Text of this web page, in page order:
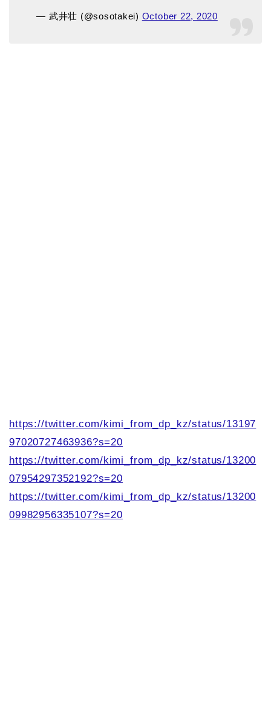
— 武井壮 (@sosotakei) October 22, 2020
https://twitter.com/kimi_from_dp_kz/status/13197
97020727463936?s=20
https://twitter.com/kimi_from_dp_kz/status/13200
07954297352192?s=20
https://twitter.com/kimi_from_dp_kz/status/13200
09982956335107?s=20